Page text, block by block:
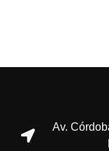
Av.